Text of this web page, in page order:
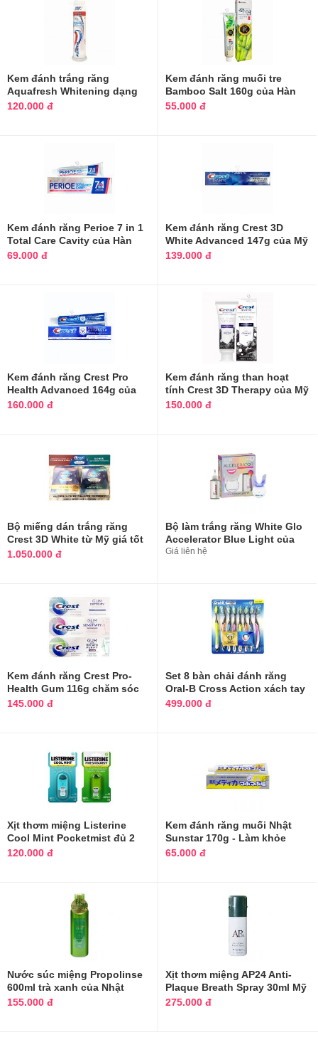
Kem đánh trắng răng
Aquafresh Whitening dạng
ống của Mỹ
120.000 đ
Kem đánh răng muối tre
Bamboo Salt 160g của Hàn
Quốc
55.000 đ
Kem đánh răng Perioe 7 in 1
Total Care Cavity của Hàn
Quốc
69.000 đ
Kem đánh răng Crest 3D
White Advanced 147g của Mỹ
139.000 đ
Kem đánh răng Crest Pro
Health Advanced 164g của
Mỹ
160.000 đ
Kem đánh răng than hoạt
tính Crest 3D Therapy của Mỹ
150.000 đ
Bộ miếng dán trắng răng
Crest 3D White từ Mỹ giá tốt
1.050.000 đ
Bộ làm trắng răng White Glo
Accelerator Blue Light của
Úc
Giá liên hệ
Kem đánh răng Crest Pro-
Health Gum 116g chăm sóc
răng nướu
145.000 đ
Set 8 bàn chải đánh răng
Oral-B Cross Action xách tay
Mỹ
499.000 đ
Xịt thơm miệng Listerine
Cool Mint Pocketmist đủ 2
màu
120.000 đ
Kem đánh răng muối Nhật
Sunstar 170g - Làm khỏe
nướu
65.000 đ
Nước súc miệng Propolinse
600ml trà xanh của Nhật
155.000 đ
Xịt thơm miệng AP24 Anti-
Plaque Breath Spray 30ml Mỹ
275.000 đ